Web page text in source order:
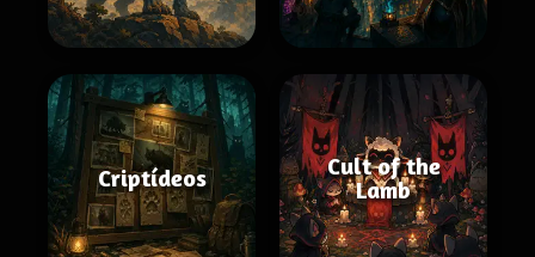
Criptídeos
Cult of the
Lamb